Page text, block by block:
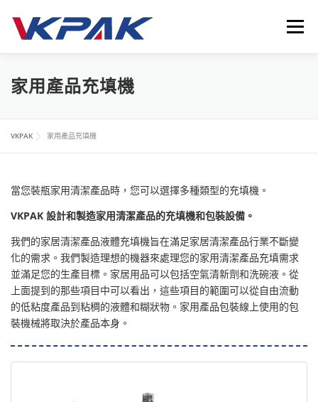
要
選單
首頁 液體包裝設備 應用領域
聯繫我們 LANGUAGE
家用產品充填機
VKPAK 家用產品充填機
當您裝瓶家用清潔產品時，您可以選擇多種類型的充填機。
VKPAK 設計和製造家用清潔產品的充填機和包裝設備。
我們的家居清潔產品液體充填機旨在滿足家居清潔產品行業不斷變
化的需求。我們製造理想的機器來處理您的家用清潔產品充填需求
並滿足您的生產目標。家居用品可以包括空氣清新劑和洗碗液。從
上面提到的那些項目中可以看出，這些項目的範圍可以從自由流動
的低粘度產品到粘稠的液體和糊狀物。家用產品包裝線上使用的包
裝機械將取決於產品本身。